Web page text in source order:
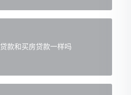
款和买房贷款一样吗